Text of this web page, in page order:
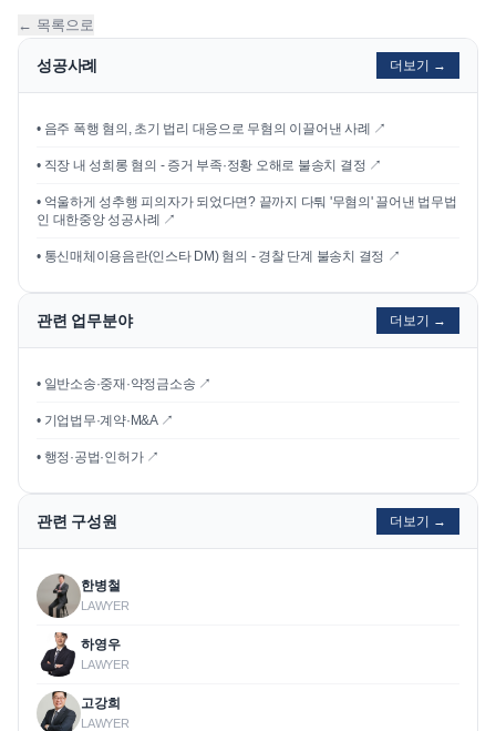
← 목록으로
성공사례 더보기 →
• 음주 폭행 혐의, 초기 법리 대응으로 무혐의 이끌어낸 사례 ↗
• 직장 내 성희롱 혐의 - 증거 부족·정황 오해로 불송치 결정 ↗
• 억울하게 성추행 피의자가 되었다면? 끝까지 다퉈 '무혐의' 끌어낸 법무법
인 대한중앙 성공사례 ↗
• 통신매체이용음란(인스타 DM) 혐의 - 경찰 단계 불송치 결정 ↗
관련 업무분야 더보기 →
• 일반소송·중재·약정금소송 ↗
• 기업법무·계약·M&A ↗
• 행정·공법·인허가 ↗
관련 구성원 더보기 →
한병철
LAWYER
하영우
LAWYER
고강희
LAWYER